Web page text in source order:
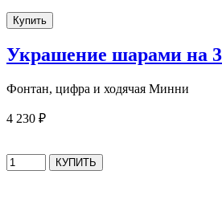
Украшение шарами на 3
Фонтан, цифра и ходячая Минни
4 230 ₽